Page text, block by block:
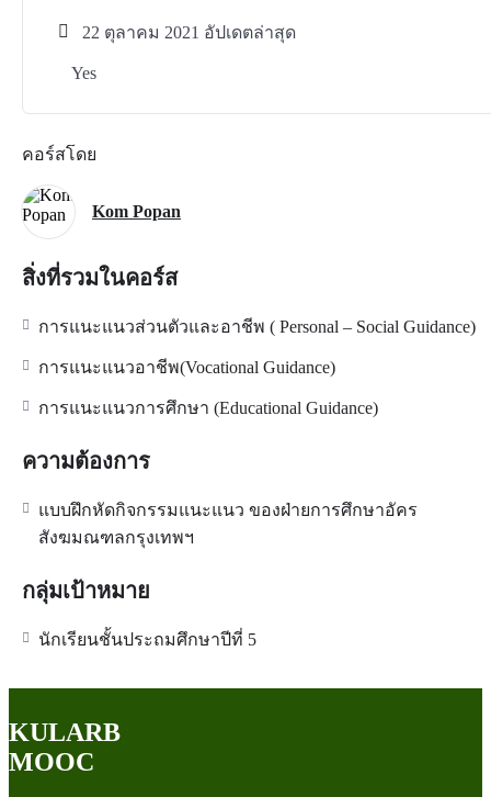
22 ตุลาคม 2021 อัปเดตล่าสุด
Yes
คอร์สโดย
Kom Popan
สิ่งที่รวมในคอร์ส
การแนะแนวส่วนตัวและอาชีพ ( Personal – Social Guidance)
การแนะแนวอาชีพ(Vocational Guidance)
การแนะแนวการศึกษา (Educational Guidance)
ความต้องการ
แบบฝึกหัดกิจกรรมแนะแนว ของฝ่ายการศึกษาอัคร
สังฆมณฑลกรุงเทพฯ
กลุ่มเป้าหมาย
นักเรียนชั้นประถมศึกษาปีที่ 5
KULARB
MOOC